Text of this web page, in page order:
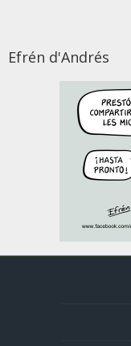
Efrén d'Andrés